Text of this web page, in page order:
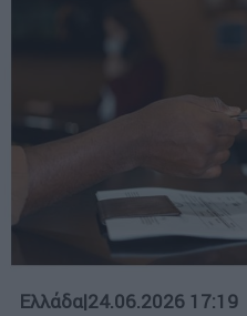
Ελλάδα|24.06.2026 17:19